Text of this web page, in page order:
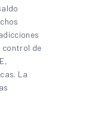
control de
La